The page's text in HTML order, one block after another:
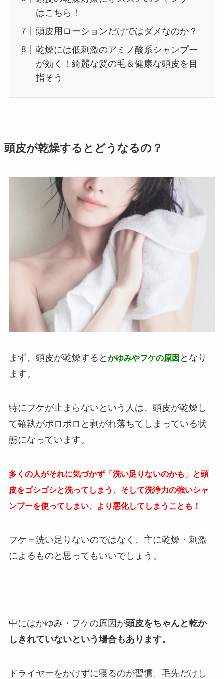
はこちら！
頭皮用ローションだけではダメなのか？
乾燥には低刺激のアミノ酸系シャンプー
が効く！綺麗な髪の毛＆健康な頭皮を目
指そう
頭皮が乾燥するとどうなるの？
まず、頭皮が乾燥すると かゆみやフケの原因 となり
ます。
特にフケが止まらないという人は、頭皮が乾燥し
て確執がポロポロと剥がれ落ちてしまっている状
態になっています。
多くの人がそれに気づかず「洗い足りないのかも」と頭
皮をゴシゴシと洗ってしまう、そして洗浄力の強いシャ
ンプーを使ってしまい、より悪化してしまうことも！
フケ＝洗い足りないのではなく、主に乾燥・刺激
によるものと思ってもいいでしょう。
中にはかゆみ・フケの原因が頭皮をちゃんと乾か
しきれていないという場合もあります。
ドライヤーをかけずに寝るのが習慣、毛先だけし